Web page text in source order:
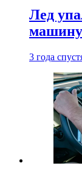
Лед
3 года